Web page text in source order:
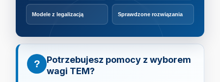
Modele z legalizacją Sprawdzone rozwiązania
?
Potrzebujesz pomocy z wyborem
wagi TEM?